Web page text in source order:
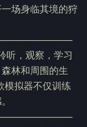
场身临其境的狩
，观察，学习
林和周围的生
模拟器不仅训练